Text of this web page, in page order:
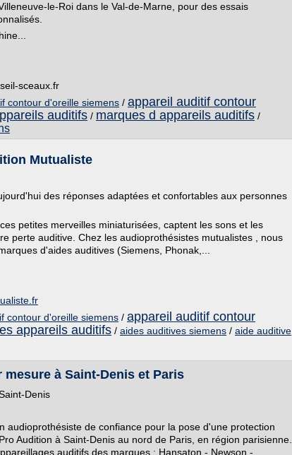
le-Roi dans le Val-de-Marne, pour des essais
sceaux.fr
contour d'oreille siemens / appareil auditif contour
auditifs / marques d appareils auditifs /
Mutualiste
des réponses adaptées et confortables aux personnes
petites merveilles miniaturisées, captent les sons et les
perte auditive. Chez les audioprothésistes mutualistes , nous
d'aides auditives (Siemens, Phonak,...
contour d'oreille siemens / appareil auditif contour
appareils auditifs / aides auditives siemens / aide auditive
à Saint-Denis et Paris
Denis
audioprothésiste de confiance pour la pose d'une protection
Audition à Saint-Denis au nord de Paris, en région parisienne.
auditifs des marques : Hansaton - Newson -